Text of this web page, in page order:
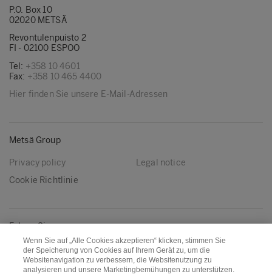
P.O. Box 10
02020 METSÄ
Revontulenpuisto 2
FI - 02100 ESPOO
Tel: +358 10 4601
Fax: +358 10 465 4400
Hier finden Sie unsere E-Mail-Adressen
Metsä Group
Privacy policy
Legal notice
Cookie Richtlinie
Folgen Sie uns
LinkedIn Youtube
Wenn Sie auf „Alle Cookies akzeptieren“ klicken, stimmen Sie
der Speicherung von Cookies auf Ihrem Gerät zu, um die
Websitenavigation zu verbessern, die Websitenutzung zu
analysieren und unsere Marketingbemühungen zu unterstützen.